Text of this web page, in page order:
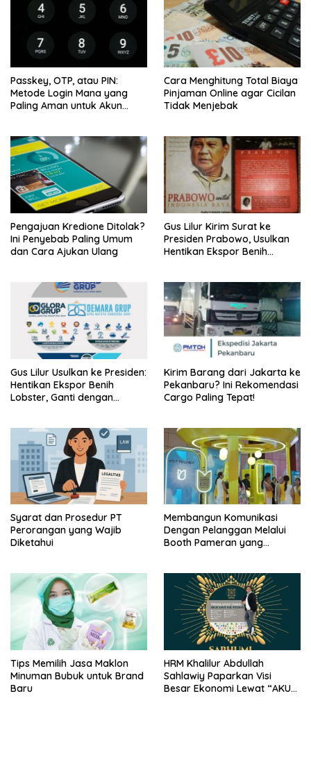
Passkey, OTP, atau PIN:
Metode Login Mana yang
Paling Aman untuk Akun
Cara Menghitung Total Biaya
Pinjaman Online agar Cicilan
Tidak Menjebak
Pengajuan Kredione Ditolak?
Ini Penyebab Paling Umum
dan Cara Ajukan Ulang
Gus Lilur Kirim Surat ke
Presiden Prabowo, Usulkan
Hentikan Ekspor Benih
Gus Lilur Usulkan ke Presiden:
Hentikan Ekspor Benih
Lobster, Ganti dengan
Kirim Barang dari Jakarta ke
Pekanbaru? Ini Rekomendasi
Cargo Paling Tepat!
Syarat dan Prosedur PT
Perorangan yang Wajib
Diketahui
Membangun Komunikasi
Dengan Pelanggan Melalui
Booth Pameran yang
Tips Memilih Jasa Maklon
Minuman Bubuk untuk Brand
Baru
HRM Khalilur Abdullah
Sahlawiy Paparkan Visi
Besar Ekonomi Lewat “AKUR